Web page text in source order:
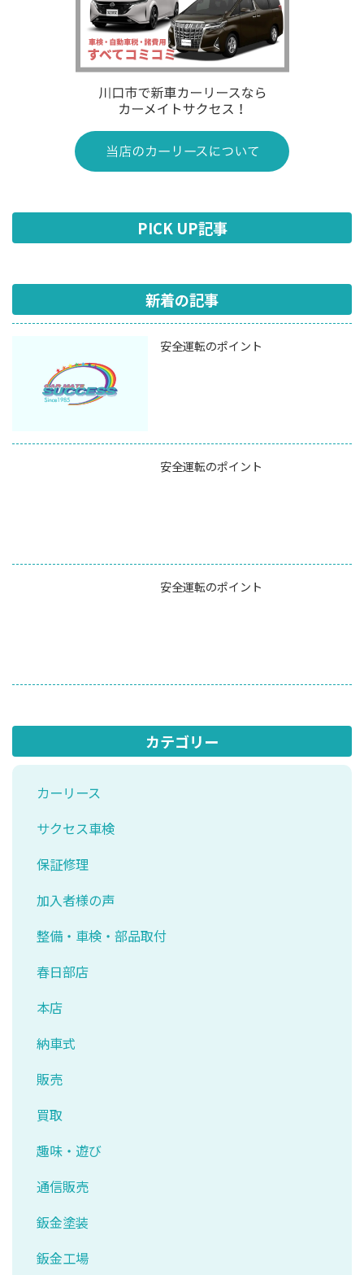
PICK UP記事
新着の記事
安全運転のポイント
安全運転のポイント
安全運転のポイント
カテゴリー
カーリース
サクセス車検
保証修理
加入者様の声
整備・車検・部品取付
春日部店
本店
納車式
販売
買取
趣味・遊び
通信販売
鈑金塗装
鈑金工場